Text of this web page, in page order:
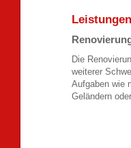
Leistungen
Die
weiterer
Aufgaben wie
Geländern